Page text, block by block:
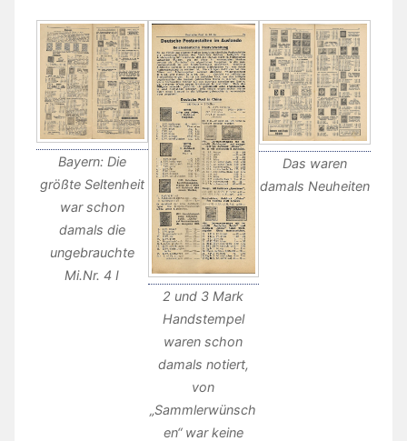
Bayern: Die
größte Seltenheit
war schon
damals die
ungebrauchte
Mi.Nr. 4 I
2 und 3 Mark
Handstempel
waren schon
damals notiert,
von
„Sammlerwünsch
en“ war keine
Das waren
damals Neuheiten